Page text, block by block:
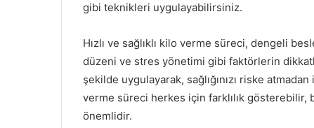
gibi teknikleri uygulayabilirsiniz.
Hızlı ve sağlıklı kilo verme süreci, dengeli
düzeni ve stres yönetimi gibi faktörlerin
şekilde uygulayarak, sağlığınızı riske
verme süreci herkes için farklılık gösterebilir,
önemlidir.